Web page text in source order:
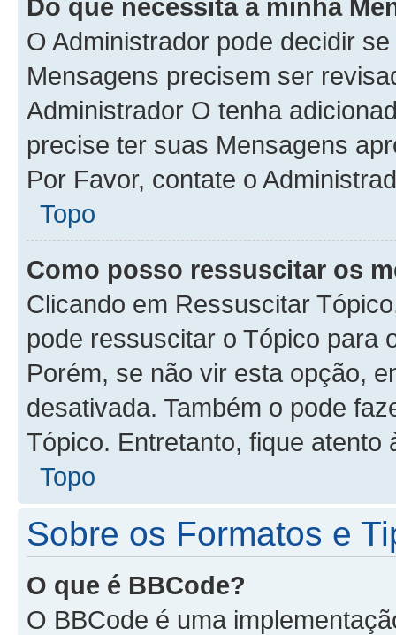
Do que necessita a minha
O Administrador pode decidir
Mensagens precisem ser
Administrador O tenha
precise ter suas Mensagens
Por Favor, contate o
Topo
Como posso ressuscitar os
Clicando em Ressuscitar
pode ressuscitar o Tópico para
Porém, se não vir esta opção,
desativada. Também o pode
Tópico. Entretanto, fique atento
Topo
Sobre os Formatos e
O que é BBCode?
O BBCode é uma